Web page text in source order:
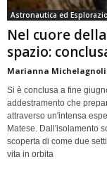
Astronautica ed
Nel cuore
spazio:
Marianna Michelagnoli
Si è conclusa a fine
addestramento che
attraverso un'intensa
Matese. Dall'isolamento
scoperta di come due
vita in orbita